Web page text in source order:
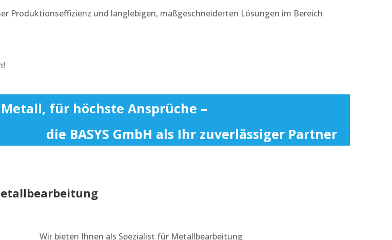
Produktionseffizienz und langlebigen, maßgeschneiderten Lösungen im Bereich
für höchste Ansprüche –
die BASYS GmbH als Ihr zuverlässiger Partner
Wir bieten Ihnen als Spezialist für Metallbearbeitung